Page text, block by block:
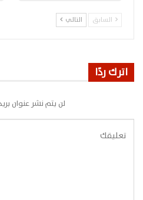
السابق التالي
اترك ردًا
لن يتم نشر عنوان